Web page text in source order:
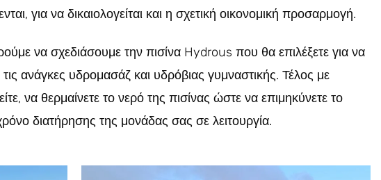
για να δικαιολογείται και η σχετική οικονομική προσαρμογή.
να σχεδιάσουμε την πισίνα Hydrous που θα επιλέξετε για να
ανάγκες υδρομασάζ και υδρόβιας γυμναστικής. Τέλος με
να θερμαίνετε το νερό της πισίνας ώστε να επιμηκύνετε το
διατήρησης της μονάδας σας σε λειτουργία.